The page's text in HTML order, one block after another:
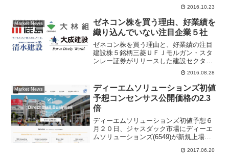
担保証券の不正販売について巨額な和解
金を求めている点、世界の投...
2016.10.23
Market News
ゼネコン株を買う理由、好業績を
織り込んでいない注目企業５社
ゼネコン株を買う理由と、好業績の注目
建設株５銘柄三菱ＵＦＪモルガン・スタ
ンレー証券がリリースした建設セクター
のレポートでは、「ゼネコン株を買える
理由」として、短期的には建設物価安定
化により会社想定を上回るマージン改善
が期待できること、中期的...
2016.08.28
Market News
ディーエムソリューションズ初値
予想コンセンサス公開価格の2.3
倍
ディーエムソリューションズ初値予想６
月２０日、ジャスダック市場にディーエ
ムソリューションズ(6549)が新規上場す
き、２か月間のＩＰＯ空白期間から投資
2017.06.20